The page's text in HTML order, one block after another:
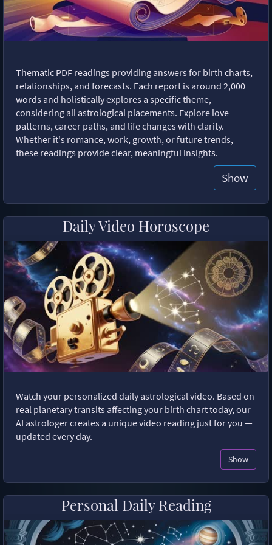
Thematic PDF readings providing answers for birth charts,
relationships, and forecasts. Each report is around 2,000
words and holistically explores a specific theme,
considering all astrological placements. Explore love
patterns, career paths, and life changes with clarity.
Whether it's romance, work, growth, or future trends,
these readings provide clear, meaningful insights.
Show
Daily Video Horoscope
Watch your personalized daily astrological video. Based on
real planetary transits affecting your birth chart today, our
AI astrologer creates a unique video reading just for you —
updated every day.
Show
Personal Daily Reading